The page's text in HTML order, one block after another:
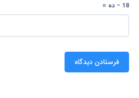
18 − ده =